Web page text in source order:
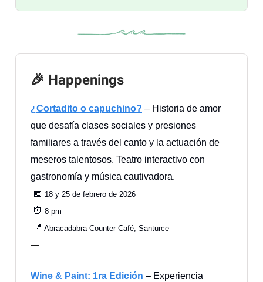
🎉 Happenings
¿Cortadito o capuchino? – Historia de amor
que desafía clases sociales y presiones
familiares a través del canto y la actuación de
meseros talentosos. Teatro interactivo con
gastronomía y música cautivadora.
📅 18 y 25 de febrero de 2026
⏰ 8 pm
📍 Abracadabra Counter Café, Santurce
—
Wine & Paint: 1ra Edición – Experiencia